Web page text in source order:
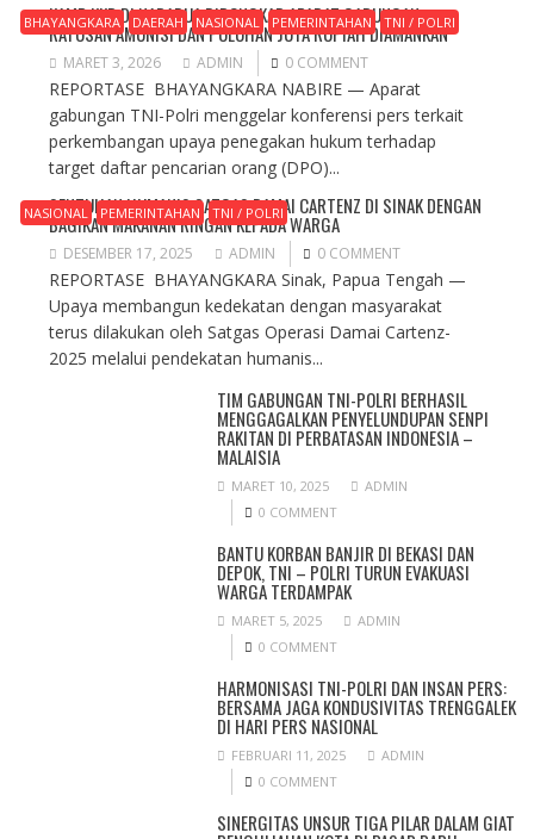
BHAYANGKARA DAERAH NASIONAL PEMERINTAHAN TNI / POLRI
KAMP KKB DI NABARUA DIBONGKAR APARAT GABUNGAN,
RATUSAN AMUNISI DAN PULUHAN JUTA RUPIAH DIAMANKAN
MARET 3, 2026 ADMIN 0 COMMENT
REPORTASE BHAYANGKARA NABIRE — Aparat
gabungan TNI-Polri menggelar konferensi pers terkait
perkembangan upaya penegakan hukum terhadap
target daftar pencarian orang (DPO)...
NASIONAL PEMERINTAHAN TNI / POLRI
SENTUHAN HUMANIS SATGAS DAMAI CARTENZ DI SINAK DENGAN
BAGIKAN MAKANAN RINGAN KEPADA WARGA
DESEMBER 17, 2025 ADMIN 0 COMMENT
REPORTASE BHAYANGKARA Sinak, Papua Tengah —
Upaya membangun kedekatan dengan masyarakat
terus dilakukan oleh Satgas Operasi Damai Cartenz-
2025 melalui pendekatan humanis...
TIM GABUNGAN TNI-POLRI BERHASIL
MENGGAGALKAN PENYELUNDUPAN SENPI
RAKITAN DI PERBATASAN INDONESIA –
MALAISIA
MARET 10, 2025
ADMIN
0 COMMENT
BANTU KORBAN BANJIR DI BEKASI DAN
DEPOK, TNI – POLRI TURUN EVAKUASI
WARGA TERDAMPAK
MARET 5, 2025
ADMIN
0 COMMENT
HARMONISASI TNI-POLRI DAN INSAN PERS:
BERSAMA JAGA KONDUSIVITAS TRENGGALEK
DI HARI PERS NASIONAL
FEBRUARI 11, 2025
ADMIN
0 COMMENT
SINERGITAS UNSUR TIGA PILAR DALAM GIAT